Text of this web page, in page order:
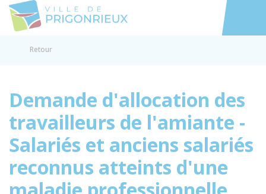
Accéder
Retour
Demande d'allocation des
travailleurs de l'amiante -
Salariés et anciens salariés
reconnus atteints d'une